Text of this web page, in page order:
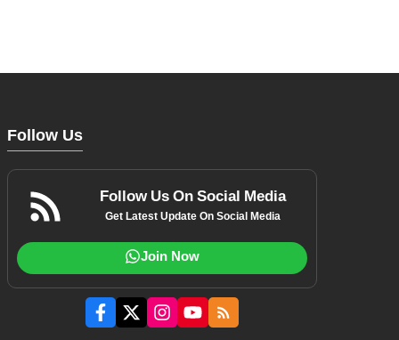
Follow Us
Follow Us On Social Media
Get Latest Update On Social Media
Join Now